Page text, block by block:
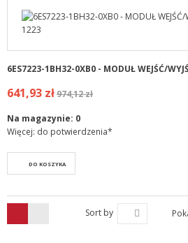
6ES7223-1BH32-0XB0 - MODUŁ WEJŚĆ/
641,93 zł974,12 zł
Na magazynie: 0
Więcej: do potwierdzenia*
DO KOSZYKA
Sort by